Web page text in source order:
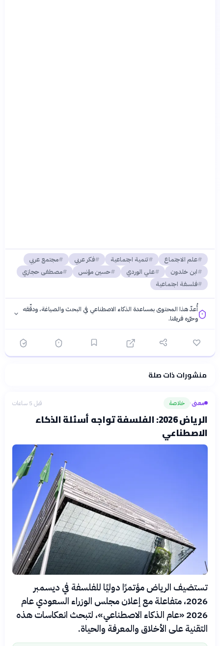
علم الاجتماع تنمية اجتماعية فكر عربي
مجتمع عربي
ابن خلدون
علي الوردي حسين مؤنس
مصطفى حجازي
فلسفة اجتماعية
أُعدّ هذا المحتوى بمساعدة الذكاء الاصطناعي في البحث والصياغة، ودقّقه
وحرّره فريقنا.
فلسفتنا المعرفية· سياسة الذكاء الاصطناعيمنشورات ذات صلة
معنى› خلاصة قبل 5 ساعات
الرياض 2026: الفلسفة تواجه أسئلة الذكاء
الاصطناعي
تستضيف الرياض مؤتمرًا دوليًا للفلسفة في ديسمبر
2026، متفاعلة مع إعلان مجلس الوزراء السعودي عام
2026 «عام الذكاء الاصطناعي»، لتبحث انعكاسات هذه
التقنية على الأخلاق والمعرفة والحياة.